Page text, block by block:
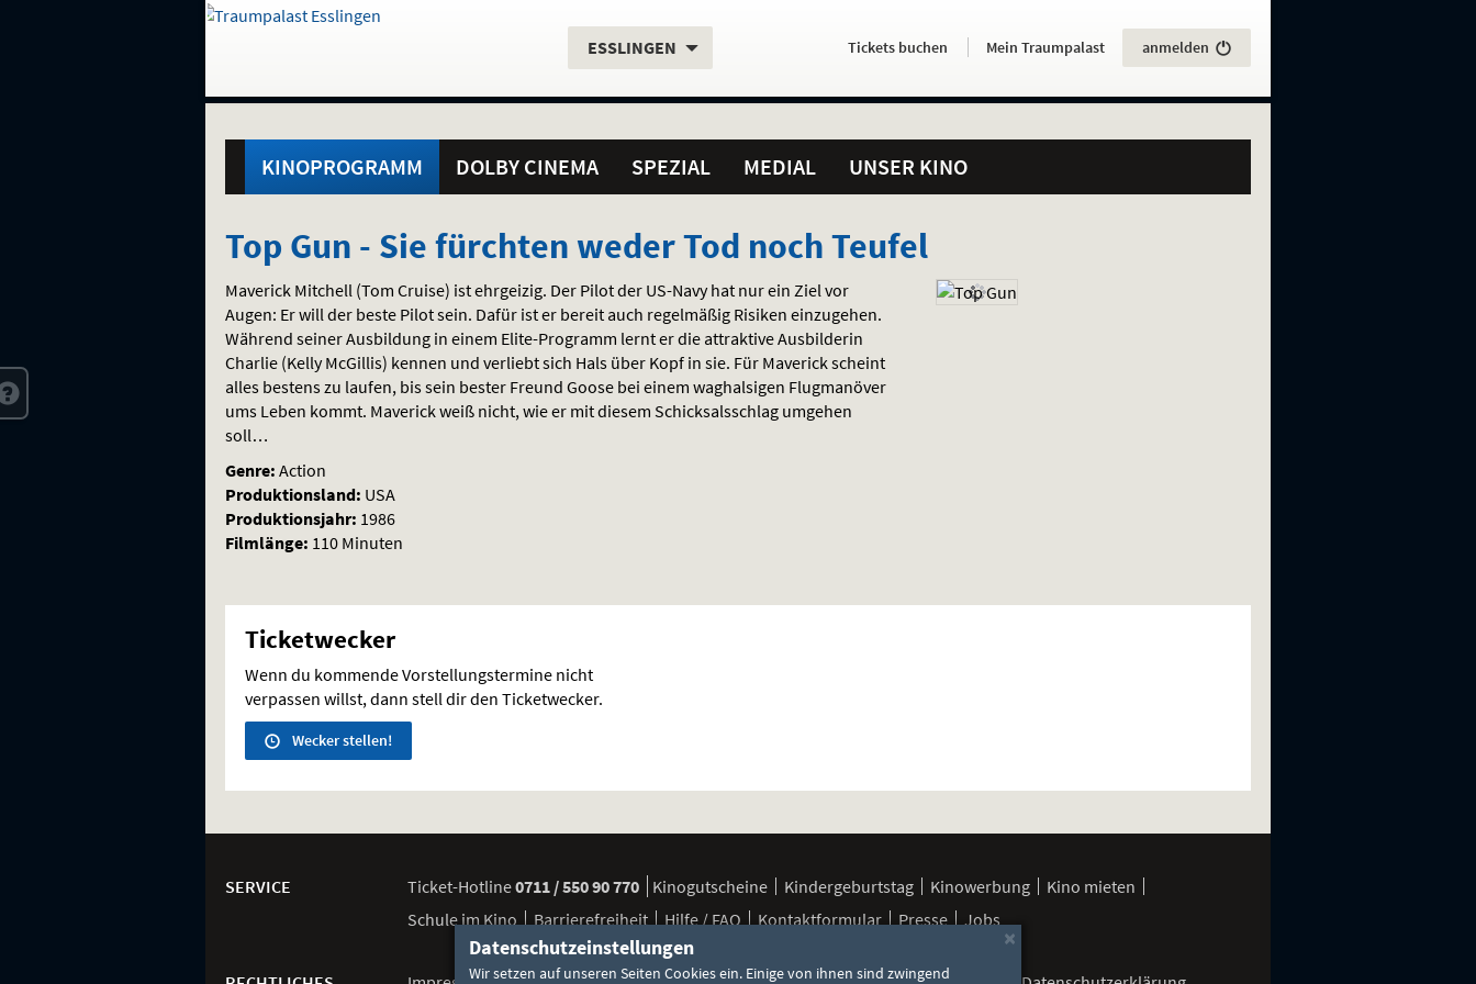
direkt
Inhalt
Menü
und
Gehe
Standortauswahl
Aktueller
ESSLINGEN Servicefunktionen
Aktuelles
HierTickets buchen . Mein Traumpalast anmelden
KINOPROGRAMM DOLBY CINEMA SPEZIAL MEDIAL UNSER KINO
Top
Gun
Sie
fürchten
weder
Tod
noch
Top Gun - Sie fürchten weder Tod noch Teufel
Maverick Mitchell (Tom Cruise) ist ehrgeizig. Der Pilot der US-Navy hat nur ein Ziel vor
Augen: Er will der beste Pilot sein. Dafür ist er bereit auch regelmäßig Risiken einzugehen.
Während seiner Ausbildung in einem Elite-Programm lernt er die attraktive Ausbilderin
Charlie (Kelly McGillis) kennen und verliebt sich Hals über Kopf in sie. Für Maverick scheint
alles bestens zu laufen, bis sein bester Freund Goose bei einem waghalsigen Flugmanöver
ums Leben kommt. Maverick weiß nicht, wie er mit diesem Schicksalsschlag umgehen
soll…
Genre: Action
Produktionsland: USA
Produktionsjahr: 1986
Filmlänge: 110 Minuten
Ticketwecker
Wenn du kommende Vorstellungstermine nicht
verpassen willst, dann stell dir den Ticketwecker.
Wecker stellen!
SERVICE Ticket-Hotline0711 / 550 90 770 Kinogutscheine Kindergeburtstag Kinowerbung
Kino mieten
Schule im Kino
Barrierefreiheit Hilfe / FAQ Kontaktformular Presse Jobs
×
Datenschutzeinstellungen
Wir setzen auf unseren Seiten Cookies ein. Einige von ihnen sind zwingend